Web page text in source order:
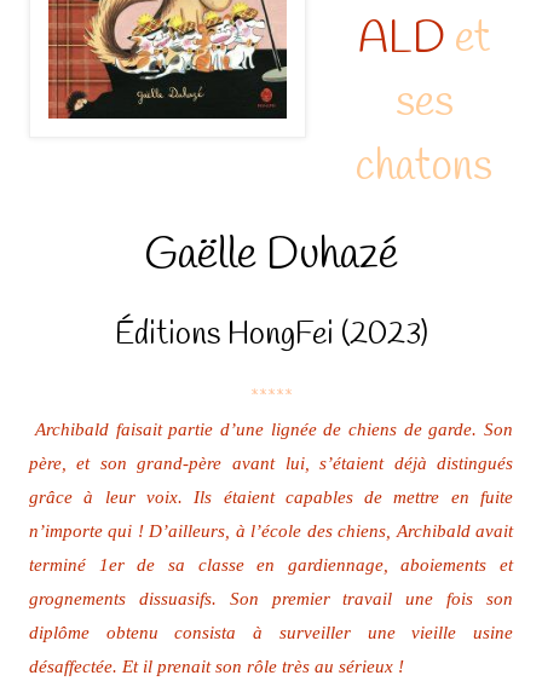
ALD et
ses
chatons
Gaëlle Duhazé
Éditions HongFei (2023)
*****
Archibald faisait partie d’une lignée de chiens de garde. Son
père, et son grand-père avant lui, s’étaient déjà distingués
grâce à leur voix. Ils étaient capables de mettre en fuite
n’importe qui ! D’ailleurs, à l’école des chiens, Archibald avait
terminé 1er de sa classe en gardiennage, aboiements et
grognements dissuasifs. Son premier travail une fois son
diplôme obtenu consista à surveiller une vieille usine
désaffectée. Et il prenait son rôle très au sérieux !